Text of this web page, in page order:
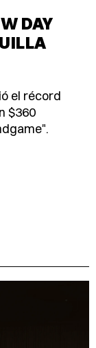
DAY
el récord
$360